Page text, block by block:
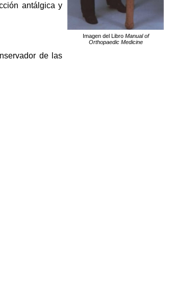
Imagen del Libro Manual of
Orthopaedic Medicine
antálgica y
de las